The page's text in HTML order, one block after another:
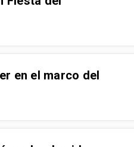
en el marco del